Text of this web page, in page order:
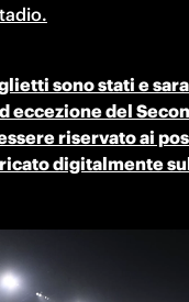
sono stati e
eccezione del
riservato ai
digitalmente